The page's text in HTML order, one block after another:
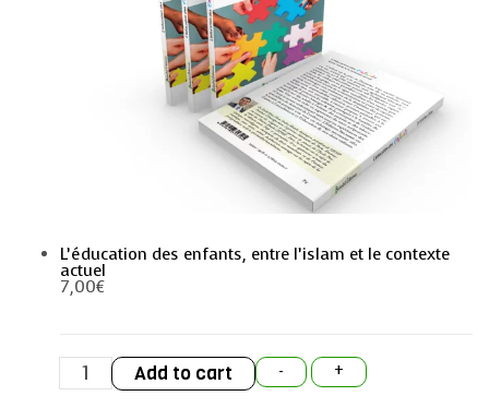
L’éducation des enfants, entre l’islam et le contexte
actuel
7,00€
-
L'éducation
enfants,
+
Add to cart